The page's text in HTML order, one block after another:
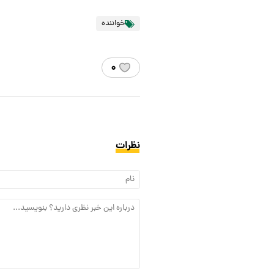
خواننده
۰
نظرات